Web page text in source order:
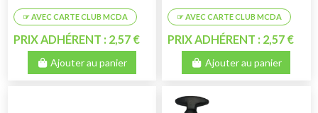
PRIX ADHÉRENT : 2,57 €
Ajouter au panier
PRIX ADHÉRENT : 2,57 €
Ajouter au panier